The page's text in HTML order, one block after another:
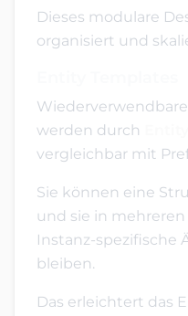
Dieses modulare
organisiert und
werden durch
vergleichbar mit
Sie können eine
und sie in
Instanz-spezifische
bleiben.
Das erleichtert das